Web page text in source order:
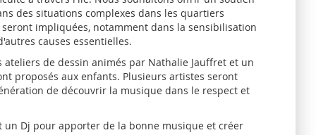
des situations complexes dans les quartiers
impliquées, notamment dans la sensibilisation
causes essentielles.
de dessin animés par Nathalie Jauffret et un
proposés aux enfants. Plusieurs artistes seront
de découvrir la musique dans le respect et
Dj pour apporter de la bonne musique et créer